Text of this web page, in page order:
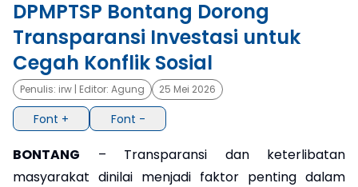
×
DPMPTSP Bontang Dorong
Transparansi Investasi untuk
Cegah Konflik Sosial
Penulis: irw | Editor: Agung 25 Mei 2026
Font + Font -
BONTANG – Transparansi dan keterlibatan
masyarakat dinilai menjadi faktor penting dalam